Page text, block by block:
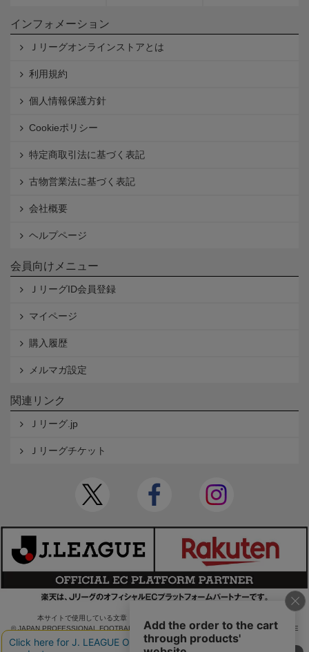
インフォメーション
Ｊリーグオンラインストアとは
利用規約
個人情報保護方針
Cookieポリシー
特定商取引法に基づく表記
古物営業法に基づく表記
会社概要
ヘルプページ
会員向けメニュー
ＪリーグID会員登録
マイページ
購入履歴
メルマガ設定
関連リンク
Ｊリーグ.jp
Ｊリーグチケット
本サイトで使用している文章・画像等の無断での複製・転載を禁止します。
© JAPAN PROFESSIONAL FOOTBALL LEAGUE Rakuten Group, Inc. ALL RIGHTS RE
SERVED.